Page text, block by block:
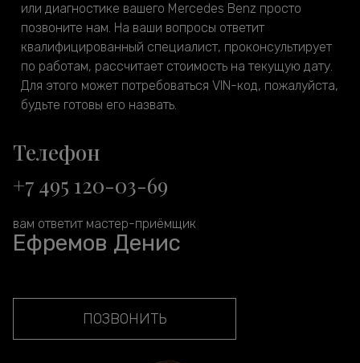
или диагностике вашего Mercedes Benz просто
позвоните нам. На ваши вопросы ответит
квалифицированный специалист, проконсультирует
по работам, рассчитает стоимость на текущую дату.
Для этого может потребоваться VIN-код, пожалуйста,
будьте готовы его назвать.
Телефон
+7 495 120-03-69
вам ответит мастер-приёмщик
Ефремов Денис
ПОЗВОНИТЬ